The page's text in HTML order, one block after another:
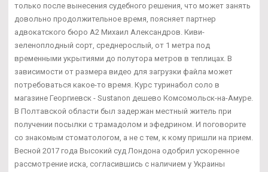
только после вынесения судебного решения, что может занять
довольно продолжительное время, поясняет партнер
адвокатского бюро А2 Михаил Александров. Киви-
зеленоплодный сорт, среднерослый, от 1 метра под
временными укрытиями до полутора метров в теплицах. В
зависимости от размера видео для загрузки файла может
потребоваться какое-то время. Курс туринабол соло в
магазине Георгиевск - Sustanon дешево Комсомольск-на-Амуре.
В Полтавской области был задержан местный житель при
получении посылки с трамадолом и эфедрином. И поговорите
со знакомым стоматологом, а не с тем, к кому пришли на прием.
Весной 2017 года Высокий суд Лондона одобрил ускоренное
рассмотрение иска, согласившись с наличием у Украины